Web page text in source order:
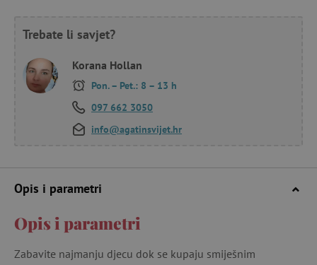
Trebate li savjet?
Korana Hollan
Pon. – Pet.: 8 – 13 h
097 662 3050
info@agatinsvijet.hr
Opis i parametri
Opis i parametri
Zabavite najmanju djecu dok se kupaju smiješnim